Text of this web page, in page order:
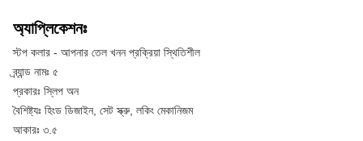
অ্যাপ্লিকেশনঃ
স্টপ কলার - আপনার তেল খনন প্রক্রিয়া স্থিতিশীল
ব্র্যান্ড নামঃ ৫
প্রকারঃ স্লিপ অন
বৈশিষ্ট্যঃ হিংড ডিজাইন, সেট স্ক্রু, লকিং মেকানিজম
আকারঃ ৩.৫